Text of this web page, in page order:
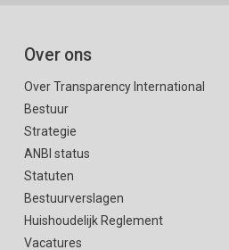
Over ons
Over Transparency International
Bestuur
Strategie
ANBI status
Statuten
Bestuurverslagen
Huishoudelijk Reglement
Vacatures